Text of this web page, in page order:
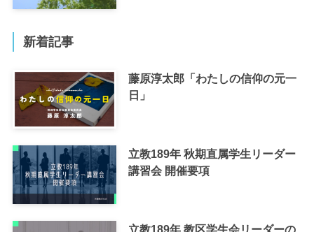
新着記事
藤原淳太郎「わたしの信仰の元一
日」
立教189年 秋期直属学生リーダー
講習会 開催要項
立教189年 教区学生会リーダーの